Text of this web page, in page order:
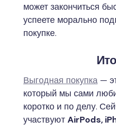
может закончиться
успеете морально
покупке.
Выгодная покупка —
который мы сами
коротко и по делу.
участвуют AirPods,